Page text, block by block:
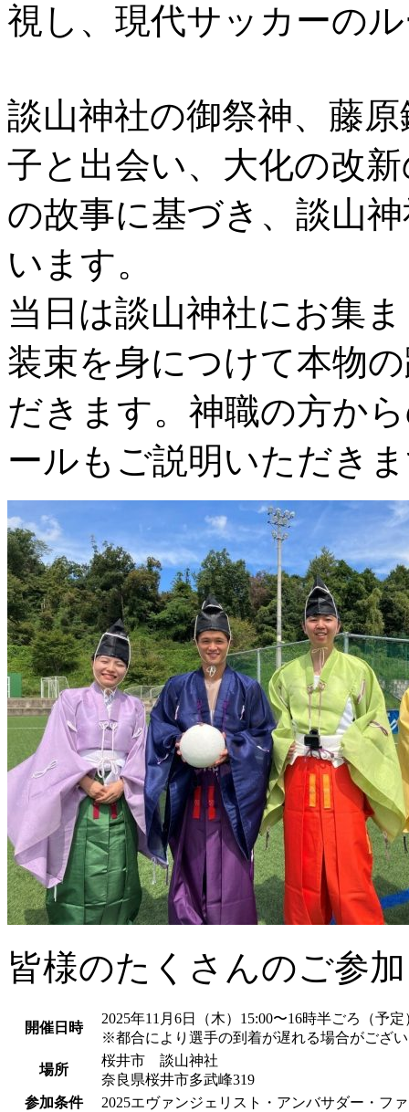
視し、現代サッカーの
談山神社の御祭神、藤
子と出会い、大化の改
の故事に基づき、談山
います。
当日は談山神社にお集
装束を身につけて本物
だきます。神職の方か
ールもご説明いただき
皆様のたくさんのご参
開催日時
2025年11月6日（木）15:00〜16時半ごろ（予定
※都合により選手の到着が遅れる場合がござ
場所
桜井市 談山神社
奈良県桜井市多武峰319
参加条件
2025エヴァンジェリスト・アンバサダー・フ